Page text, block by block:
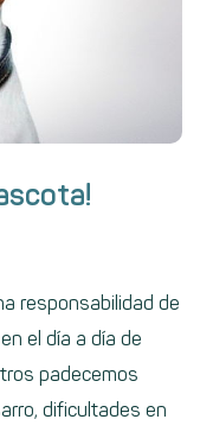
responsabilidad de
el día a día de
padecemos
dificultades en